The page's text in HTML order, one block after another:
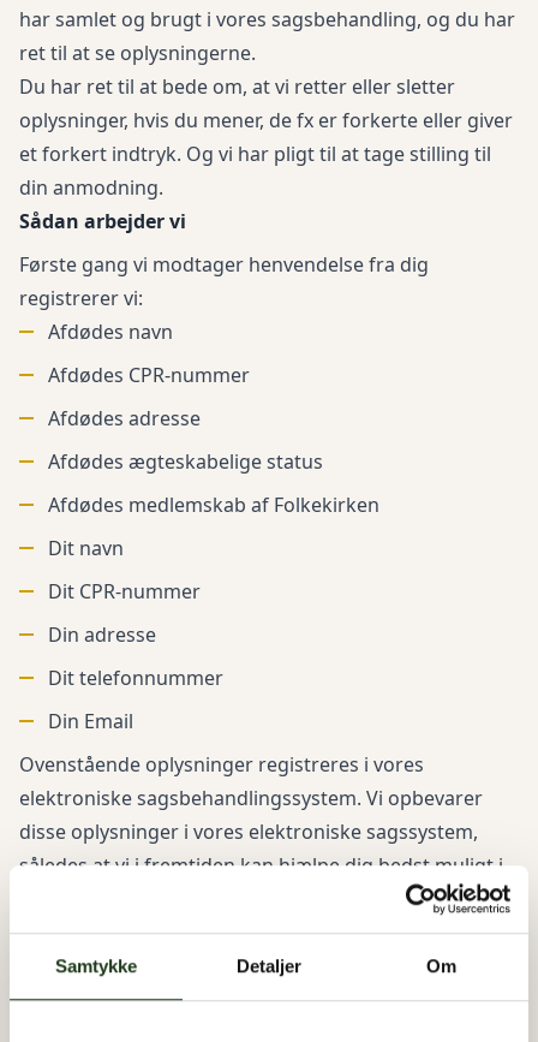
Samtykke Detaljer Om
har samlet og brugt i vores sagsbehandling, og du har
ret til at se oplysningerne.
Du har ret til at bede om, at vi retter eller sletter
oplysninger, hvis du mener, de fx er forkerte eller giver
et forkert indtryk. Og vi har pligt til at tage stilling til
din anmodning.
Sådan arbejder vi
Første gang vi modtager henvendelse fra dig
registrerer vi:
Afdødes navn
Afdødes CPR-nummer
Afdødes adresse
Afdødes ægteskabelige status
Afdødes medlemskab af Folkekirken
Dit navn
Dit CPR-nummer
Din adresse
Dit telefonnummer
Din Email
Ovenstående oplysninger registreres i vores
elektroniske sagsbehandlingssystem. Vi opbevarer
disse oplysninger i vores elektroniske sagssystem,
således at vi i fremtiden kan hjælpe dig bedst muligt i
forbindelse med planlægning af begravelse af et
familiemedlem. Såfremt du ønsker det, slettes dine
personlige oplysninger 5 år efter at forløbet er
afsluttet, således at vi kan overholde SKAT’s